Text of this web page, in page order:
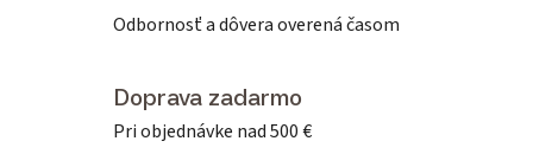
Odbornosť a dôvera overená časom
Doprava zadarmo
Pri objednávke nad 500 €